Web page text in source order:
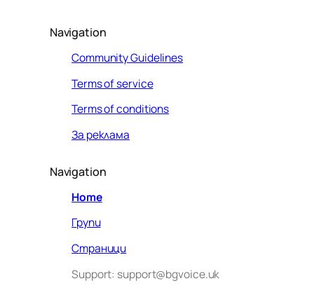
Navigation
Community Guidelines
Terms of service
Terms of conditions
За реклама
Navigation
Home
Групи
Страници
Support: support@bgvoice.uk